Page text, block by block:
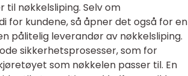
nøkkelsliping. Selv om
for kundene, så åpner det også for en
pålitelig leverandør av nøkkelsliping.
sikkerhetsprosesser, som for
som nøkkelen passer til. En